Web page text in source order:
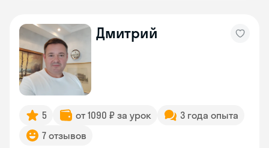
Дмитрий
5 от 1090 ₽ за урок
3 года опыта
7 отзывов